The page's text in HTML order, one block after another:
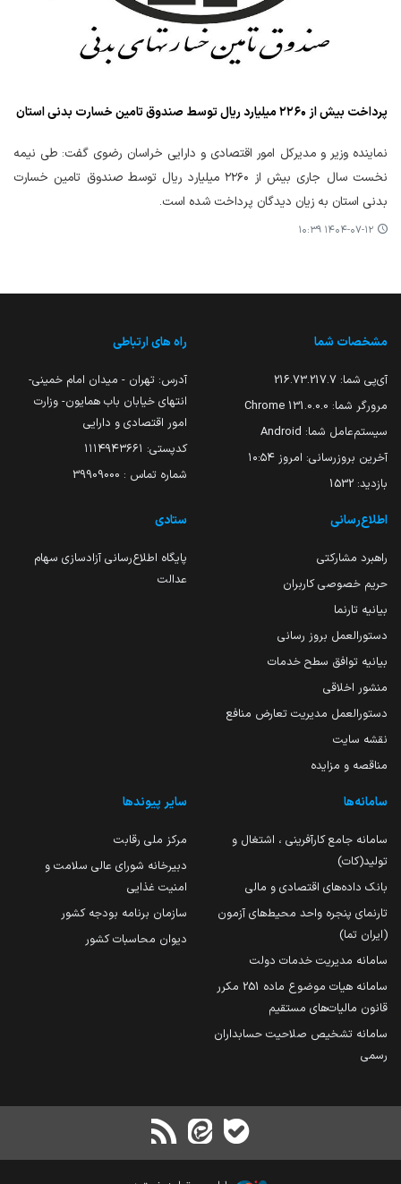
پرداخت بیش از ۲۲۶۰ میلیارد ریال توسط صندوق تامین خسارت بدنی استان
نماینده وزیر و مدیرکل امور اقتصادی و دارایی خراسان رضوی گفت: طی نیمه
نخست سال جاری بیش از ۲۲۶۰ میلیارد ریال توسط صندوق تامین خسارت
بدنی استان به زیان دیدگان پرداخت شده است.
۱۴۰۴-۰۷-۱۲ ۱۰:۳۹
مشخصات شما
آی‌پی شما: 216.73.217.7
مرورگر شما: 131.0.0.0 Chrome
سیستم‌عامل شما: Android
آخرین بروزرسانی: امروز ۱۰:۵۴
بازدید: 1532
راه های ارتباطی
آدرس: تهران - میدان امام خمینی-
انتهای خیابان باب همایون- وزارت
امور اقتصادی و دارایی
کدپستی: ۱۱۱۴۹۴۳۶۶۱
شماره تماس : 39909000
اطلاع‌رسانی
راهبرد مشارکتی
حریم خصوصی کاربران
بیانیه تارنما
دستورالعمل بروز رسانی
بیانیه توافق سطح خدمات
منشور اخلاقی
دستورالعمل مدیریت تعارض منافع
نقشه سایت
مناقصه و مزایده
ستادی
پایگاه اطلاع‌رسانی آزادسازی سهام
عدالت
سامانه‌ها
سامانه جامع کارآفرینی ، اشتغال و
تولید(کات)
بانک داده‌های اقتصادی و مالی
تارنمای پنجره واحد محیط‌های آزمون
(ایران تما)
سامانه مدیریت خدمات دولت
سامانه هیات موضوع ماده 251 مکرر
قانون مالیات‌های مستقیم
سامانه تشخیص صلاحیت حسابداران
رسمی
سایر پیوندها
مرکز ملی رقابت
دبیرخانه شورای عالی سلامت و
امنیت غذایی
سازمان برنامه بودجه کشور
دیوان محاسبات کشور